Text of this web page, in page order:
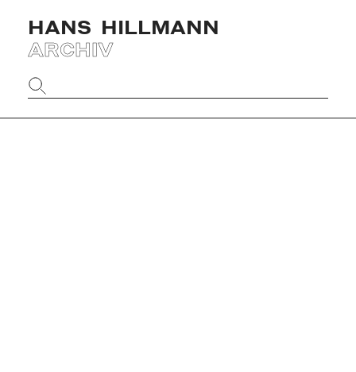
HANS HILLMANN
ARCHIV
Website
durchsuchen